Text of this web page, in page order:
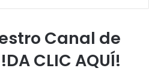
Canal de
CLIC AQUÍ!